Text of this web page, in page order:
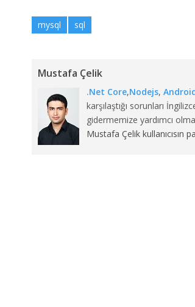
mysql sql
Mustafa Çelik
.Net Core,Nodejs,
karşılaştığı sorunları
gidermemize yardımcı
Mustafa Çelik kullanıcısın